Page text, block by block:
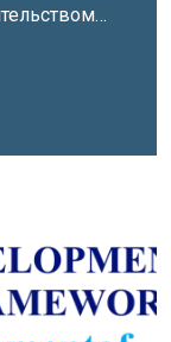
в
развитию в